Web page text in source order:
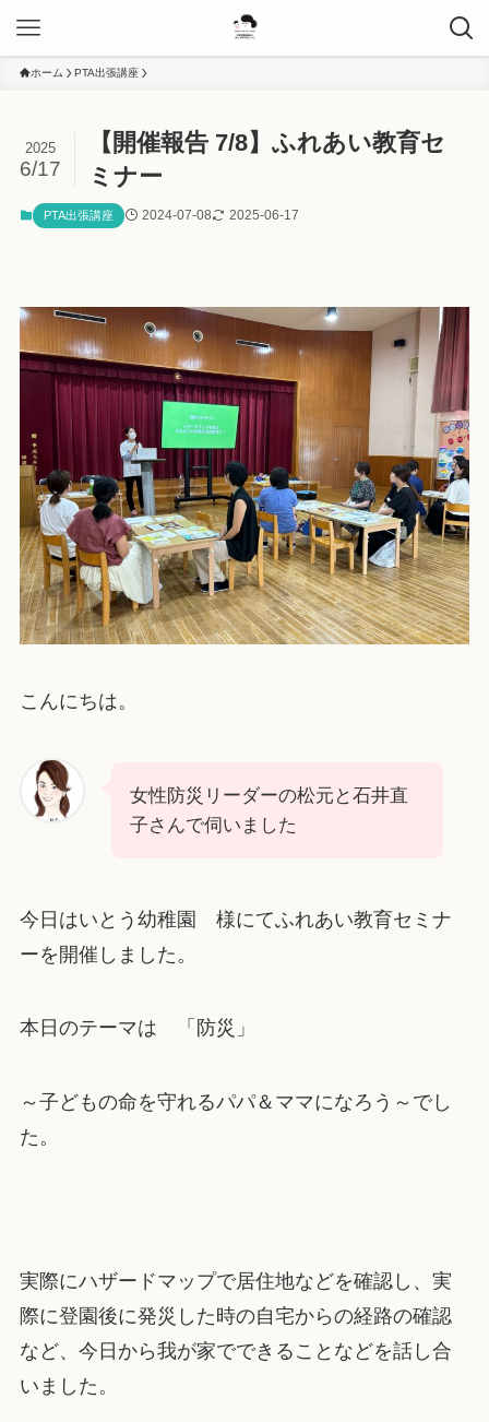
ホーム PTA出張講座
【開催報告 7/8】ふれあい教育セ
ミナー
2025
6/17
PTA出張講座 2024-07-08 2025-06-17
こんにちは。
女性防災リーダーの松元と石井直
子さんで伺いました
今日はいとう幼稚園 様にてふれあい教育セミナ
ーを開催しました。
本日のテーマは 「防災」
～子どもの命を守れるパパ＆ママになろう～でし
た。
実際にハザードマップで居住地などを確認し、実
際に登園後に発災した時の自宅からの経路の確認
など、今日から我が家でできることなどを話し合
いました。